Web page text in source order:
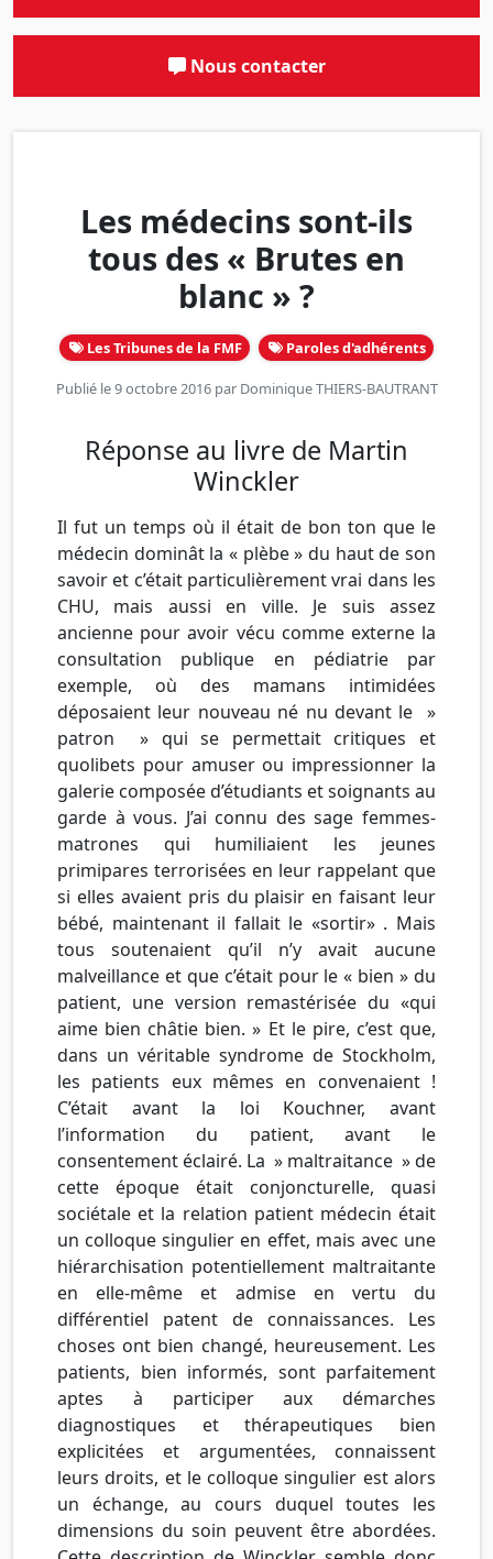
Les médecins sont-ils
tous des « Brutes en
blanc » ?
Les Tribunes de la FMF Paroles d'adhérents
Publié le 9 octobre 2016 par Dominique THIERS-BAUTRANT
Réponse au livre de Martin
Winckler
Il fut un temps où il était de bon ton que le
médecin dominât la « plèbe » du haut de son
savoir et c’était particulièrement vrai dans les
CHU, mais aussi en ville. Je suis assez
ancienne pour avoir vécu comme externe la
consultation publique en pédiatrie par
exemple, où des mamans intimidées
déposaient leur nouveau né nu devant le »
patron » qui se permettait critiques et
quolibets pour amuser ou impressionner la
galerie composée d’étudiants et soignants au
garde à vous. J’ai connu des sage femmes-
matrones qui humiliaient les jeunes
primipares terrorisées en leur rappelant que
si elles avaient pris du plaisir en faisant leur
bébé, maintenant il fallait le «sortir» . Mais
tous soutenaient qu’il n’y avait aucune
malveillance et que c’était pour le « bien » du
patient, une version remastérisée du «qui
aime bien châtie bien. » Et le pire, c’est que,
dans un véritable syndrome de Stockholm,
les patients eux mêmes en convenaient !
C’était avant la loi Kouchner, avant
l’information du patient, avant le
consentement éclairé. La » maltraitance » de
cette époque était conjoncturelle, quasi
sociétale et la relation patient médecin était
un colloque singulier en effet, mais avec une
hiérarchisation potentiellement maltraitante
en elle-même et admise en vertu du
différentiel patent de connaissances. Les
choses ont bien changé, heureusement. Les
patients, bien informés, sont parfaitement
aptes à participer aux démarches
diagnostiques et thérapeutiques bien
explicitées et argumentées, connaissent
leurs droits, et le colloque singulier est alors
un échange, au cours duquel toutes les
dimensions du soin peuvent être abordées.
Nous contacter